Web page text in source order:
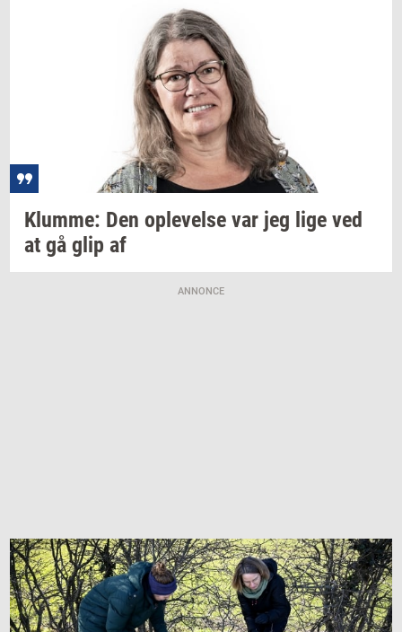
Klum­me: Den op­le­vel­se var jeg lige ved
at gå glip af
ANNONCE